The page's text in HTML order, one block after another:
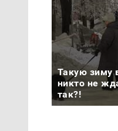
Такую зиму
никто не
так?!